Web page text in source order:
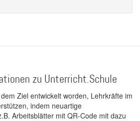
zu Unterricht.Schule
Ziel entwickelt worden, Lehrkräfte im
indem neuartige
Arbeitsblätter mit QR-Code mit dazu